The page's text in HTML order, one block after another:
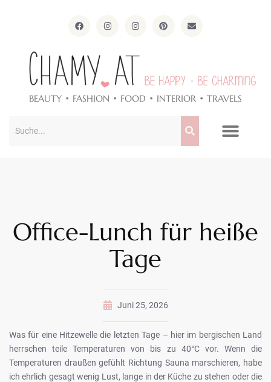
BEAUTY • FASHION • FOOD • INTERIOR • TRAVELS
Office-Lunch für heiße
Tage
Juni 25, 2026
Was für eine Hitzewelle die letzten Tage – hier im bergischen Land
herrschen teile Temperaturen von bis zu 40°C vor. Wenn die
Temperaturen draußen gefühlt Richtung Sauna marschieren, habe
ich ehrlich gesagt wenig Lust, lange in der Küche zu stehen oder die